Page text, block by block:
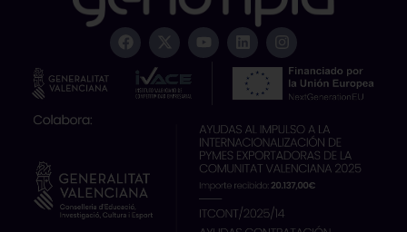
F
a
c
X
-
t
w
i
Y
o
u
e
L
i
n
k
e
i
n
I
n
s
a
r
a
m